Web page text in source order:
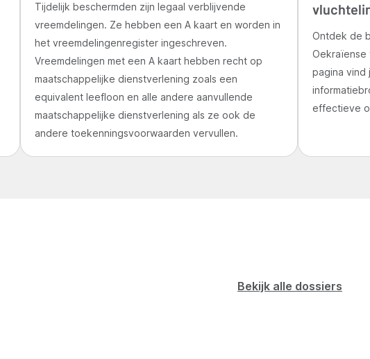
Tijdelijk beschermden zijn legaal verblijvende
vreemdelingen. Ze hebben een A kaart en worden in
het vreemdelingenregister ingeschreven.
Vreemdelingen met een A kaart hebben recht op
maatschappelijke dienstverlening zoals een
equivalent leefloon en alle andere aanvullende
maatschappelijke dienstverlening als ze ook de
andere toekenningsvoorwaarden vervullen.
Ontdek de
pagina vind
effectieve
Bekijk alle dossiers